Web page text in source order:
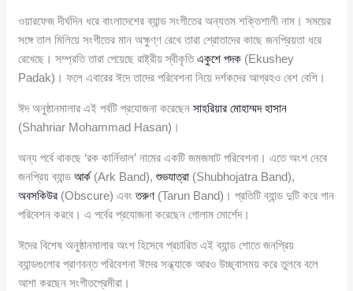
ওয়ারফেজ দীর্ঘদিন ধরে বাংলাদেশের ব্যান্ড সংগীতের অন্যতম শক্তিশালী নাম। সময়ের
সঙ্গে তাল মিলিয়ে সংগীতের মান অক্ষুণ্ণ রেখে তারা শ্রোতাদের কাছে জনপ্রিয়তা ধরে
রেখেছে। সম্প্রতি তারা পেয়েছে রাষ্ট্রীয় স্বীকৃতিএকুশে পদক (Ekushey
Padak)। ফলে এবারের ঈদে তাদের পরিবেশনা নিয়ে দর্শকদের আগ্রহও বেশ বেশি।
ঈদ অনুষ্ঠানমালার এই পর্বটি প্রযোজনা করেছেনসাহরিয়ার মোহাম্মদ হাসান
(Shahriar Mohammad Hasan)।
অন্য পর্বে থাকছে ‘রক কার্নিভাল’ নামের একটি জমজমাট পরিবেশনা। এতে অংশ নেবে
জনপ্রিয় ব্যান্ডআর্ক(Ark Band),শুভযাত্রা (Shubhojatra Band),
অবসকিউর (Obscure) এবংতরুণ (Tarun Band)। প্রতিটি ব্যান্ড দুটি করে গান
পরিবেশন করবে। এ পর্বের প্রযোজনা করেছেন গোলাম মোর্শেদ।
ঈদের বিশেষ অনুষ্ঠানমালার অংশ হিসেবে প্রচারিত এই ব্যান্ড শোতে জনপ্রিয়
ব্যান্ডগুলোর প্রাণবন্ত পরিবেশনা ঈদের সন্ধ্যাকে আরও উচ্ছ্বাসময় করে তুলবে বলে
আশা করছেন সংগীতপ্রেমীরা।